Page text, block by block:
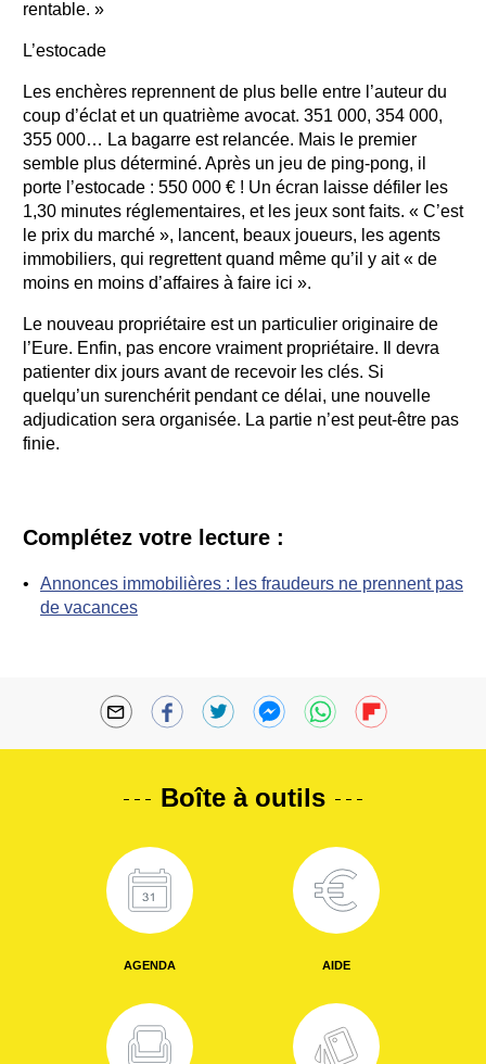
rentable. »
L’estocade
Les enchères reprennent de plus belle entre l’auteur du
coup d’éclat et un quatrième avocat. 351 000, 354 000,
355 000… La bagarre est relancée. Mais le premier
semble plus déterminé. Après un jeu de ping-pong, il
porte l’estocade : 550 000 € ! Un écran laisse défiler les
1,30 minutes réglementaires, et les jeux sont faits. « C’est
le prix du marché », lancent, beaux joueurs, les agents
immobiliers, qui regrettent quand même qu’il y ait « de
moins en moins d’affaires à faire ici ».
Le nouveau propriétaire est un particulier originaire de
l’Eure. Enfin, pas encore vraiment propriétaire. Il devra
patienter dix jours avant de recevoir les clés. Si
quelqu’un surenchérit pendant ce délai, une nouvelle
adjudication sera organisée. La partie n’est peut-être pas
finie.
Complétez votre lecture :
Annonces immobilières : les fraudeurs ne prennent pas
de vacances
Boîte à outils
AGENDA AIDE